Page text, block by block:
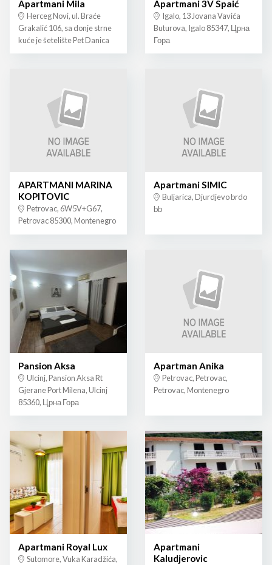
Apartmani Mila
Herceg Novi, ul. Braće
Grakalić 106, sa donje strne
kuće je šetelište Pet Danica
Apartmani 3V Spaić
Igalo, 13 Jovana Vavića
Buturova, Igalo 85347, Црна
Гора
APARTMANI MARINA
KOPITOVIC
Petrovac, 6W5V+G67,
Petrovac 85300, Montenegro
Apartmani SIMIC
Buljarica, Djurdjevo brdo
bb
Pansion Aksa
Ulcinj, Pansion Aksa Rt
Gjerane Port Milena, Ulcinj
85360, Црна Гора
Apartman Anika
Petrovac, Petrovac,
Petrovac, Montenegro
Apartmani Royal Lux
Sutomore, Vuka Karadžića,
Apartmani
Kaludjerovic